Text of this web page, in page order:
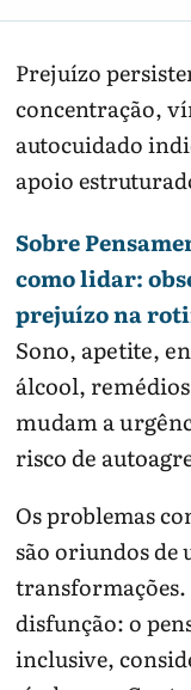
Prejuízo
concentração,
autocuidado
apoio
Sobre
como lidar:
prejuízo na
Sono, apetite,
álcool,
mudam a
risco de
Os problemas
são oriundos de
transformações.
disfunção: o
inclusive,